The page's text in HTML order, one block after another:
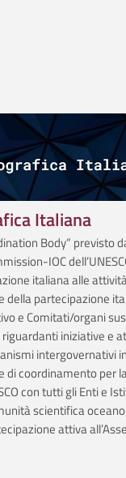
Italiana
Body” previsto
IOC
italiana alle attività
della partecipazione
e Comitati/organi
iniziative e
intergovernativi
di coordinamento per
con tutti gli Enti e
scientifica
attiva